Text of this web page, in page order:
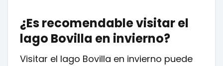
¿Es recomendable visitar el
lago Bovilla en invierno?
Visitar el lago Bovilla en invierno puede